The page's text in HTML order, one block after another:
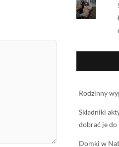
Rodzinny
Składniki
dobrać je do
Domki w